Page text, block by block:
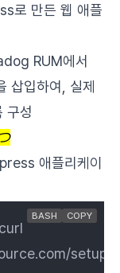
로 만든 웹 애플
RUM에서
삽입하여, 실제
구성
애플리케이
BASH COPY